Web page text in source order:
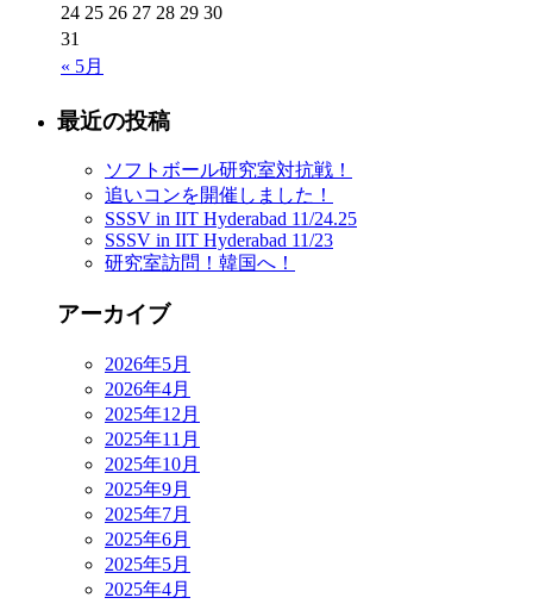
« 5月
24 25 26 27 28 29 30
31
最近の投稿
ソフトボール研究室対抗戦！
追いコンを開催しました！
SSSV in IIT Hyderabad 11/24.25
SSSV in IIT Hyderabad 11/23
研究室訪問！韓国へ！
アーカイブ
2026年5月
2026年4月
2025年12月
2025年11月
2025年10月
2025年9月
2025年7月
2025年6月
2025年5月
2025年4月